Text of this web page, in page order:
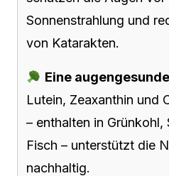
Sonnenstrahlung und
von Katarakten.
Eine
Lutein, Zeaxanthin und
– enthalten in
Fisch – unterstützt die
nachhaltig.